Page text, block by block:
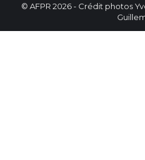
© AFPR 2026 - Crédit photos